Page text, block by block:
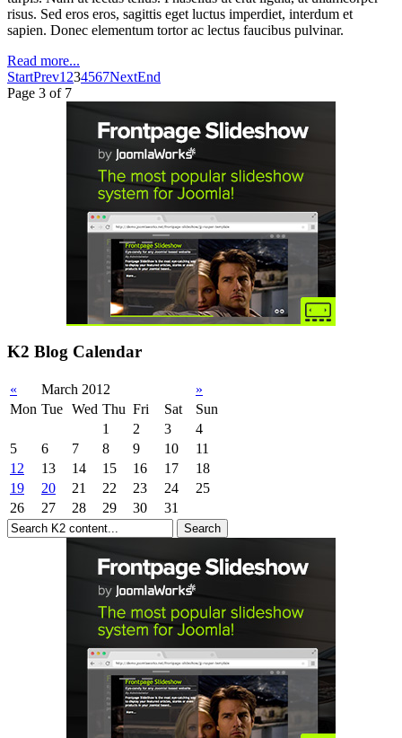
risus. Sed eros eros, sagittis eget luctus imperdiet, interdum et
sapien. Donec elementum tortor ac lectus faucibus pulvinar.
Read more...
StartPrev1 234567NextEnd
Page 3 of 7
K2 Blog Calendar
« March 2012
»
Mon Tue Wed Thu Fri Sat
Sun
1
2 3
4
5
6 7 8 9 10
11
12
13 14 15 16 17
18
19
20 21 22 23 24
25
26
27 28 29 30 31